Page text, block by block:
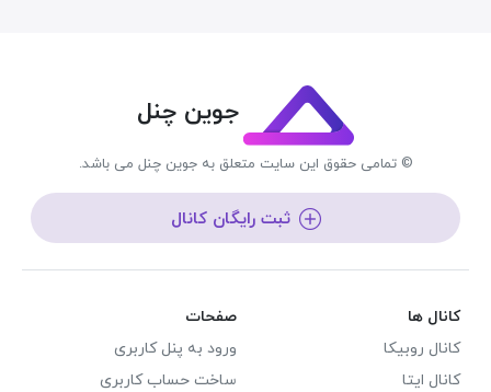
جوین چنل
© تمامی حقوق این سایت متعلق به جوین چنل می باشد.
ثبت رایگان کانال
کانال ها
کانال روبیکا
کانال ایتا
صفحات
ورود به پنل کاربری
ساخت حساب کاربری